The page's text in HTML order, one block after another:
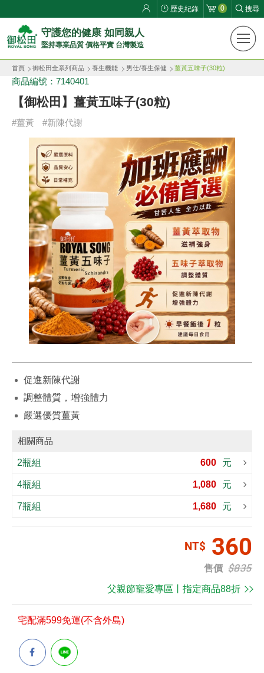
御
松
田
健
康
ROYAL
SONG
守護您的健康 如同親人
堅持專業品質 價格平實 台灣製造
歷史紀錄 0 搜尋
首頁 御松田全系列商品 養生機能 男仕/養生保健 薑黃五味子(30粒)
父親節寵愛專區丨指定商品88折
09 天 07時 45分 01秒
商品編號：7140401
【御松田】薑黃五味子(30粒)
#薑黃 #新陳代謝
促進新陳代謝
調整體質，增強體力
嚴選優質薑黃
相關商品
2瓶組 600 元
4瓶組 1,080 元
7瓶組 1,680 元
360
父親節寵愛專區丨指定商品88折
售價 $835
宅配滿599免運(不含外島)